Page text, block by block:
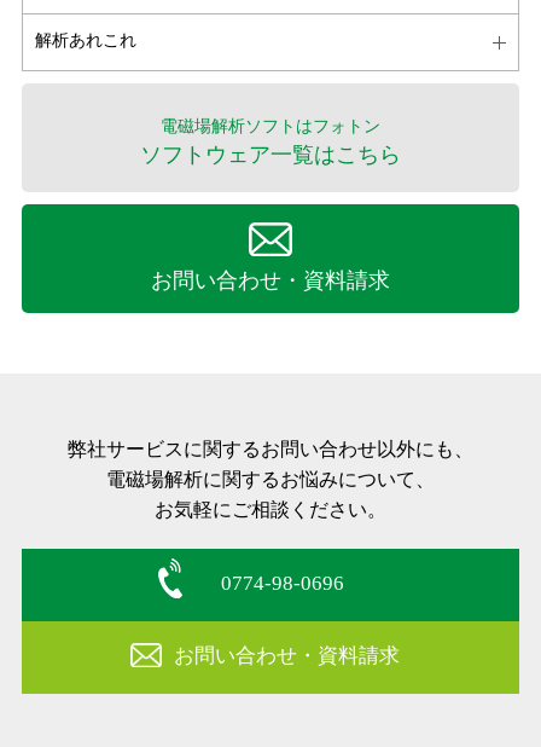
解析あれこれ
電磁場解析ソフトはフォトン
ソフトウェア一覧はこちら
お問い合わせ・資料請求
弊社サービスに関するお問い合わせ以外にも、
電磁場解析に関するお悩みについて、
お気軽にご相談ください。
0774-98-0696
お問い合わせ・資料請求